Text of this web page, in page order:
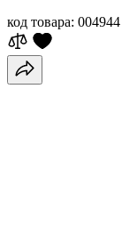
код товара: 004944